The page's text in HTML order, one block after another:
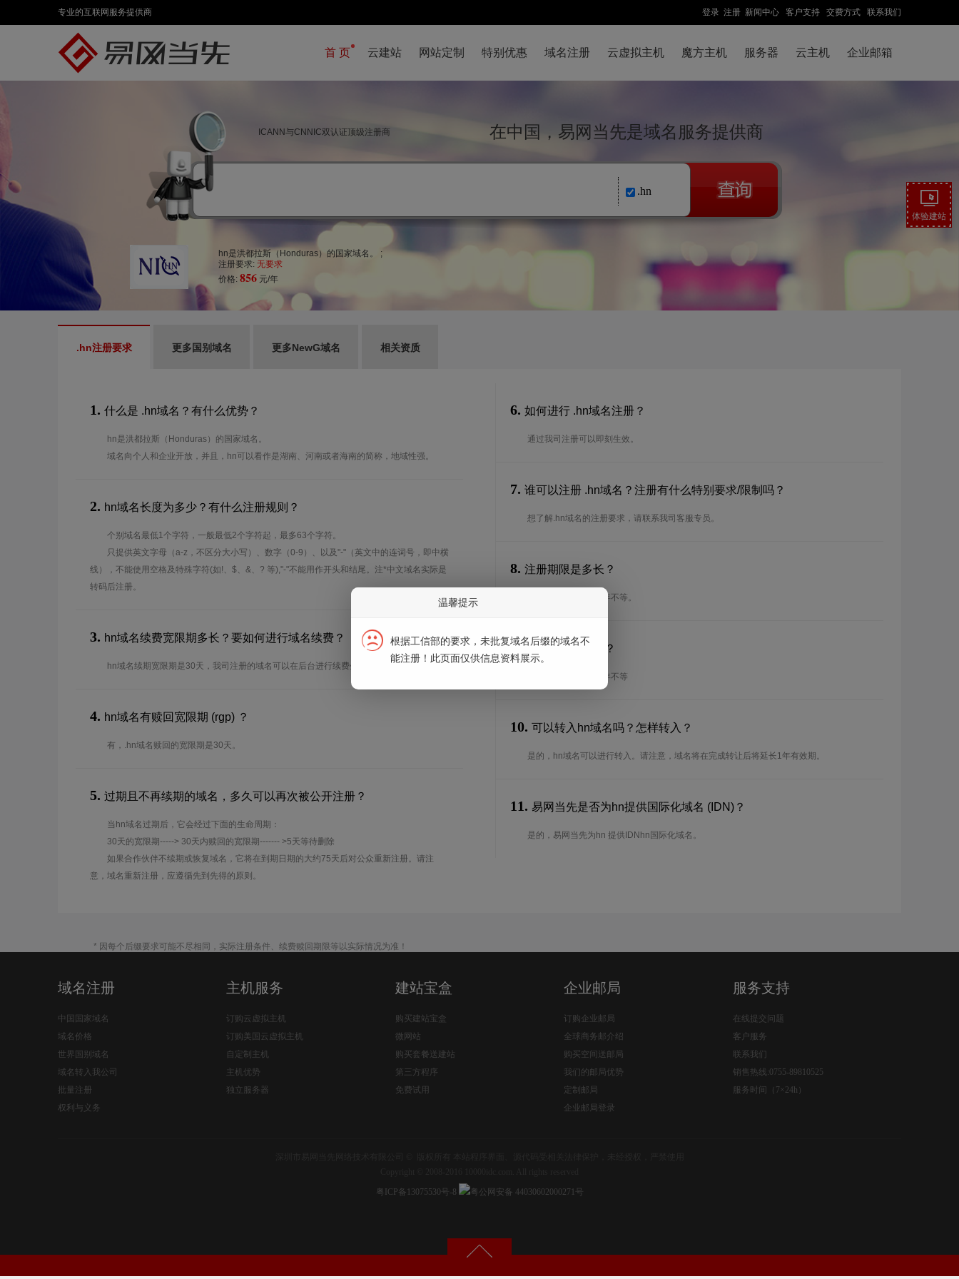
专业的互联网服务提供商 登录 注册 新闻中心 客户支持 交费方式 联系我们
首 页 云建站 网站定制 特别优惠 域名注册 云虚拟主机 魔方主机 服务器 云主机 企业邮箱
ICANN与CNNIC双认证顶级注册商 在中国，易网当先是域名服务提供商
.hn
hn是洪都拉斯（Honduras）的国家域名。 ;
注册要求: 无要求
价格: 856 元/年
.hn注册要求 更多国别域名 更多NewG域名 相关资质
1. 什么是 .hn域名？有什么优势？
hn是洪都拉斯（Honduras）的国家域名。
域名向个人和企业开放，并且，hn可以看作是湖南、河南或者海南的简称，地域性强。
2. hn域名长度为多少？有什么注册规则？
个别域名最低1个字符，一般最低2个字符起，最多63个字符。
只提供英文字母（a-z，不区分大小写）、数字（0-9）、以及"-"（英文中的连词号，即中横
线），不能使用空格及特殊字符(如!、$、&、? 等),"-"不能用作开头和结尾。注*中文域名实际是
转码后注册。
3. hn域名续费宽限期多长？要如何进行域名续费？
hn域名续期宽限期是30天，我司注册的域名可以在后台进行续费生效。
4. hn域名有赎回宽限期 (rgp) ？
有，.hn域名赎回的宽限期是30天。
5. 过期且不再续期的域名，多久可以再次被公开注册？
当hn域名过期后，它会经过下面的生命周期：
30天的宽限期-----> 30天内赎回的宽限期------- >5天等待删除
如果合作伙伴不续期或恢复域名，它将在到期日期的大约75天后对公众重新注册。请注
意，域名重新注册，应遵循先到先得的原则。
6. 如何进行 .hn域名注册？
通过我司注册可以即刻生效。
7. 谁可以注册 .hn域名？注册有什么特别要求/限制吗？
想了解.hn域名的注册要求，请联系我司客服专员。
8. 注册期限是多长？
注册期限从1年到10年不等。
9. 续期期限是多长？
续期期限从1年到10年不等
10. 可以转入hn域名吗？怎样转入？
是的，hn域名可以进行转入。请注意，域名将在完成转让后将延长1年有效期。
11. 易网当先是否为hn提供国际化域名 (IDN)？
是的，易网当先为hn 提供IDNhn国际化域名。
* 因每个后缀要求可能不尽相同，实际注册条件、续费赎回期限等以实际情况为准！
域名注册
中国国家域名
域名价格
世界国别域名
域名转入我公司
批量注册
权利与义务
主机服务
订购云虚拟主机
订购美国云虚拟主机
自定制主机
主机优势
独立服务器
建站宝盒
购买建站宝盒
微网站
购买套餐送建站
第三方程序
免费试用
企业邮局
订购企业邮局
全球商务邮介绍
购买空间送邮局
我们的邮局优势
定制邮局
企业邮局登录
服务支持
在线提交问题
客户服务
联系我们
销售热线:0755-89810525
服务时间（7×24h）
粤ICP备13075530号-8
粤公网安备 44030602000271号
体验建站
温馨提示
根据工信部的要求，未批复域名后缀的域名不
能注册！此页面仅供信息资料展示。